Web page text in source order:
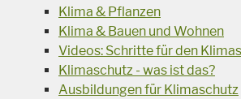
Klima & Pflanzen
Klima & Bauen und Wohnen
Videos: Schritte für den
Klimaschutz - was ist das?
Ausbildungen für Klimaschutz